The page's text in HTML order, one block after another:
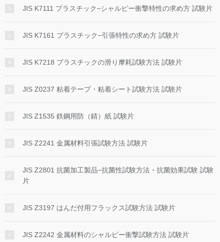
JIS K7111 プラスチック−シャルピー衝撃特性の求め方 試験片
JIS K7161 プラスチック−引張特性の求め方 試験片
JIS K7218 プラスチックの滑り摩耗試験方法 試験片
JIS Z0237 粘着テープ・粘着シート試験方法 試験片
JIS Z1535 鉄鋼用防（錆）紙 試験片
JIS Z2241 金属材料引張試験方法 試験片
JIS Z2801 抗菌加工製品−抗菌性試験方法・抗菌効果試験 試験
片
JIS Z3197 はんだ付用フラックス試験方法 試験片
JIS Z2242 金属材料のシャルピー衝撃試験方法 試験片